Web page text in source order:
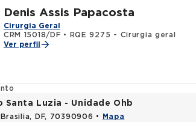
Denis Assis Papacosta
Cirurgia Geral
CRM 15018/DF •
RQE 9275 - Cirurgia geral
Ver perfil
Santa Luzia - Unidade Ohb
Brasilia, DF, 70390906 • Mapa